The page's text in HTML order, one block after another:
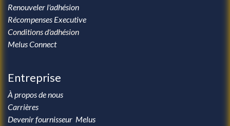
Renouveler l'adhésion
Récompenses Executive
Conditions d'adhésion
Melus Connect
Entreprise
À propos de nous
Carrières
Devenir fournisseur Melus